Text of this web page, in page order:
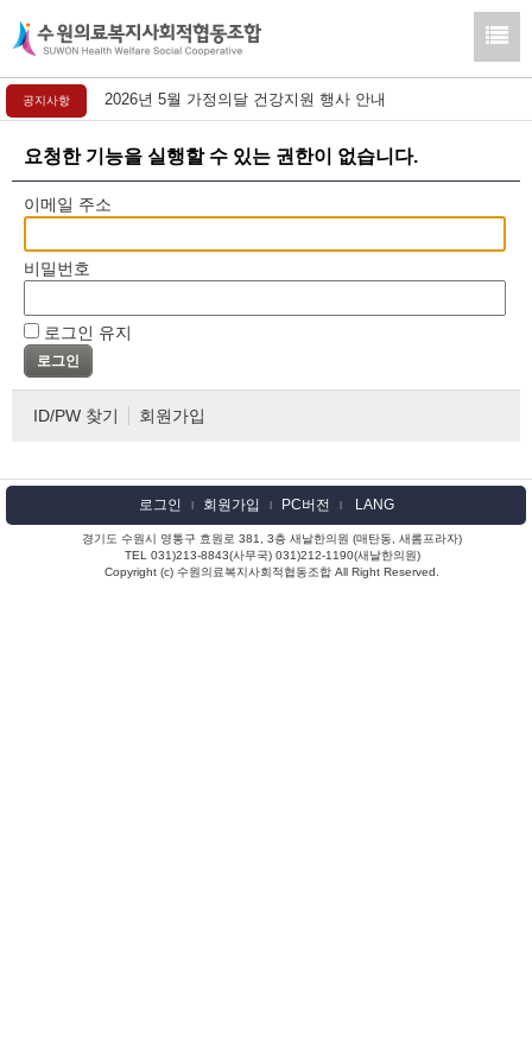
공지사항 2026년 5월 가정의달 건강지원 행사 안내
요청한 기능을 실행할 수 있는 권한이 없습니다.
이메일 주소
비밀번호
로그인 유지
ID/PW 찾기 회원가입
로그인 l 회원가입 l PC버전 l LANG
경기도 수원시 영통구 효원로 381, 3층 새날한의원 (매탄동, 새롬프라자)
TEL 031)213-8843(사무국) 031)212-1190(새날한의원)
Copyright (c) 수원의료복지사회적협동조합 All Right Reserved.